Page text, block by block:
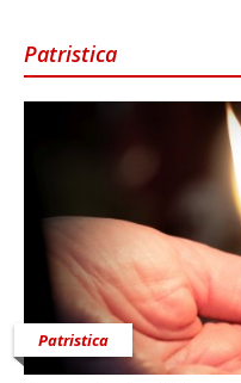
Patristica
Patristica